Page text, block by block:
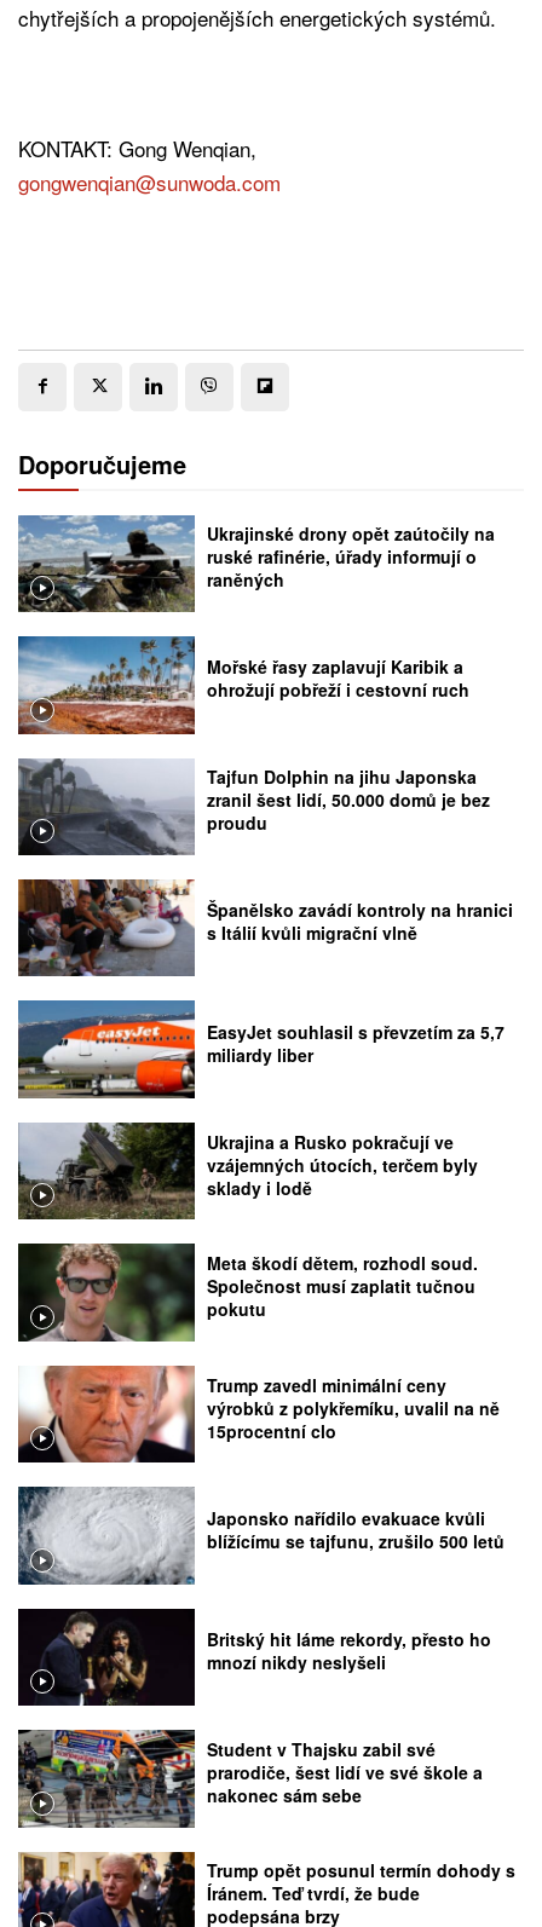
chytřejších a propojenějších energetických systémů.
KONTAKT: Gong Wenqian,
gongwenqian@sunwoda.com
Doporučujeme
Ukrajinské drony opět zaútočily na
ruské rafinérie, úřady informují o
raněných
Mořské řasy zaplavují Karibik a
ohrožují pobřeží i cestovní ruch
Tajfun Dolphin na jihu Japonska
zranil šest lidí, 50.000 domů je bez
proudu
Španělsko zavádí kontroly na hranici
s Itálií kvůli migrační vlně
EasyJet souhlasil s převzetím za 5,7
miliardy liber
Ukrajina a Rusko pokračují ve
vzájemných útocích, terčem byly
sklady i lodě
Meta škodí dětem, rozhodl soud.
Společnost musí zaplatit tučnou
pokutu
Trump zavedl minimální ceny
výrobků z polykřemíku, uvalil na ně
15procentní clo
Japonsko nařídilo evakuace kvůli
blížícímu se tajfunu, zrušilo 500 letů
Britský hit láme rekordy, přesto ho
mnozí nikdy neslyšeli
Student v Thajsku zabil své
prarodiče, šest lidí ve své škole a
nakonec sám sebe
Trump opět posunul termín dohody s
Íránem. Teď tvrdí, že bude
podepsána brzy